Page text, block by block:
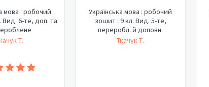
мова : робочий
Вид. 6-те, доп. та
Т.
Українська мова : робочий
зошит : 9 кл. Вид. 5-те,
переробл. й доповн.
Ткачук Т.